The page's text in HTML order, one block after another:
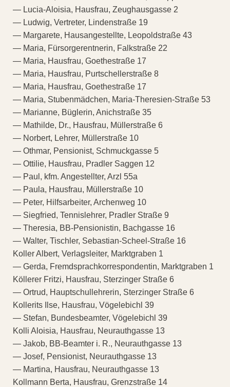
— Lucia-Aloisia, Hausfrau, Zeughausgasse 2
— Ludwig, Vertreter, Lindenstraße 19
— Margarete, Hausangestellte, Leopoldstraße 43
— Maria, Fürsorgerentnerin, Falkstraße 22
— Maria, Hausfrau, Goethestraße 17
— Maria, Hausfrau, Purtschellerstraße 8
— Maria, Hausfrau, Goethestraße 17
— Maria, Stubenmädchen, Maria-Theresien-Straße 53
— Marianne, Büglerin, Anichstraße 35
— Mathilde, Dr., Hausfrau, Müllerstraße 6
— Norbert, Lehrer, Müllerstraße 10
— Othmar, Pensionist, Schmuckgasse 5
— Ottilie, Hausfrau, Pradler Saggen 12
— Paul, kfm. Angestellter, Arzl 55a
— Paula, Hausfrau, Müllerstraße 10
— Peter, Hilfsarbeiter, Archenweg 10
— Siegfried, Tennislehrer, Pradler Straße 9
— Theresia, BB-Pensionistin, Bachgasse 16
— Walter, Tischler, Sebastian-Scheel-Straße 16
Koller Albert, Verlagsleiter, Marktgraben 1
— Gerda, Fremdsprachkorrespondentin, Marktgraben 1
Köllerer Fritzi, Hausfrau, Sterzinger Straße 6
— Ortrud, Hauptschullehrerin, Sterzinger Straße 6
Kollerits Ilse, Hausfrau, Vögelebichl 39
— Stefan, Bundesbeamter, Vögelebichl 39
Kolli Aloisia, Hausfrau, Neurauthgasse 13
— Jakob, BB-Beamter i. R., Neurauthgasse 13
— Josef, Pensionist, Neurauthgasse 13
— Martina, Hausfrau, Neurauthgasse 13
Kollmann Berta, Hausfrau, Grenzstraße 14